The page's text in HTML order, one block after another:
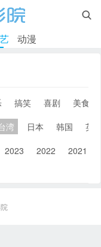

动漫
搞笑 喜剧
美食
湾 日本 韩国
英
2023 2022 2021